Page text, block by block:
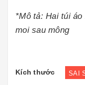
*Mô tả: Hai túi
moi sau mông
Kích thước SAI